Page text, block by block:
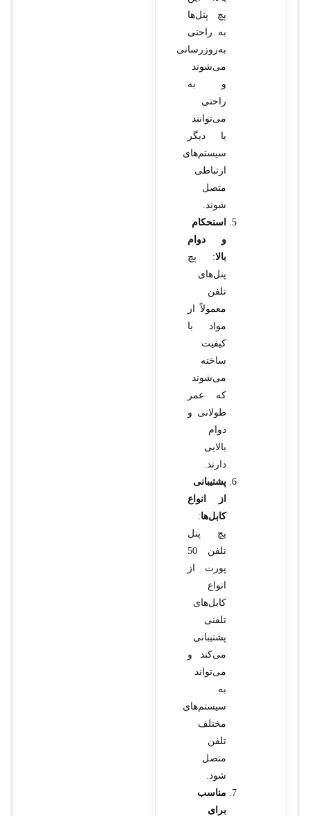
پچ پنل‌ها
به راحتی
به‌روزرسانی
می‌شوند
و به
راحتی
می‌توانند
با دیگر
سیستم‌های
ارتباطی
متصل
شوند.
استحکام
و دوام
بالا: پچ
پنل‌های
تلفن
معمولاً از
مواد با
کیفیت
ساخته
می‌شوند
که عمر
طولانی و
دوام
بالایی
دارند.
پشتیبانی
از انواع
کابل‌ها:
پچ پنل
تلفن 50
پورت از
انواع
کابل‌های
تلفنی
پشتیبانی
می‌کند و
می‌تواند
به
سیستم‌های
مختلف
تلفن
متصل
شود.
مناسب
برای